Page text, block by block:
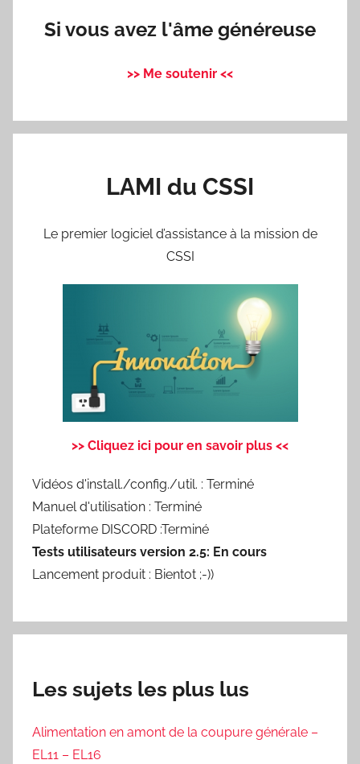
Si vous avez l'âme généreuse
>> Me soutenir <<
LAMI du CSSI
Le premier logiciel d’assistance à la mission de
CSSI
>> Cliquez ici pour en savoir plus <<
Vidéos d'install./config./util. : Terminé
Manuel d'utilisation : Terminé
Plateforme DISCORD :Terminé
Tests utilisateurs version 2.5: En cours
Lancement produit : Bientot ;-))
Les sujets les plus lus
Alimentation en amont de la coupure générale –
EL11 – EL16